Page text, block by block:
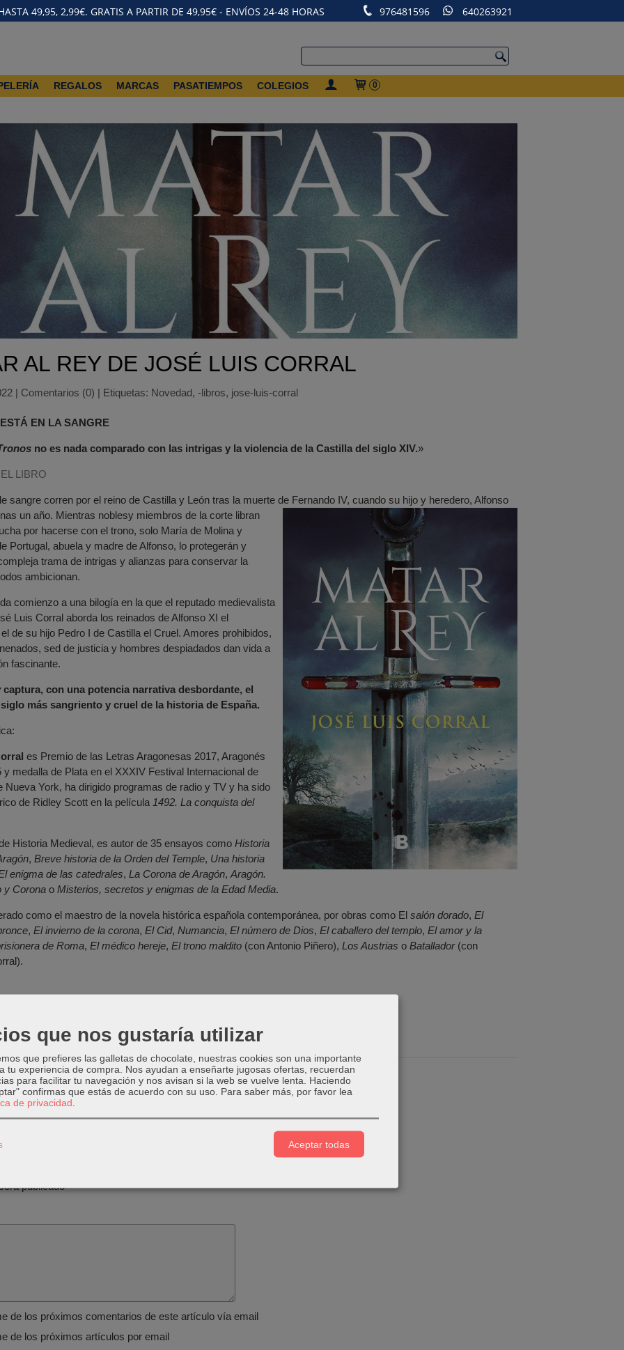
49,95, 2,99€. GRATIS A PARTIR DE 49,95€ - ENVÍOS 24-48 HORAS 976481596 640263921
REGALOS MARCAS PASATIEMPOS COLEGIOS 0
AL REY DE JOSÉ LUIS CORRAL
| Comentarios (0) | Etiquetas: Novedad,-libros, jose-luis-corral
EN LA SANGRE
no es nada comparado con las intrigas y la violencia de la Castilla del siglo XIV.»
LIBRO
sangre corren por el reino de Castilla y León tras la muerte de Fernando IV, cuando su hijo y heredero, Alfonso
un año. Mientras noblesy miembros de la corte libran
por hacerse con el trono, solo María de Molina y
Portugal, abuela y madre de Alfonso, lo protegerán y
trama de intrigas y alianzas para conservar la
ambicionan.
comienzo a una bilogía en la que el reputado medievalista
Luis Corral aborda los reinados de Alfonso XI el
de su hijo Pedro I de Castilla el Cruel. Amores prohibidos,
sed de justicia y hombres despiadados dan vida a
fascinante.
captura, con una potencia narrativa desbordante, el
más sangriento y cruel de la historia de España.
es Premio de las Letras Aragonesas 2017, Aragonés
y medalla de Plata en el XXXIV Festival Internacional de
Nueva York, ha dirigido programas de radio y TV y ha sido
de Ridley Scott en la película 1492. La conquista del
Historia Medieval, es autor de 35 ensayos comoHistoria
,Breve historia de la Orden del Temple, Una historia
enigma de las catedrales,La Corona de Aragón,Aragón.
y Corona oMisterios, secretos y enigmas de la Edad Media.
como el maestro de la novela histórica española contemporánea, por obras como El salón dorado,El
,El invierno de la corona,El Cid,Numancia,El número de Dios,El caballero del templo,El amor y la
de Roma,El médico hereje,El trono maldito (con Antonio Piñero),Los Austrias oBatallador (con
resultados.
publicado
de los próximos comentarios de este artículo vía email
de los próximos artículos por email
que nos gustaría utilizar
que prefieres las galletas de chocolate, nuestras cookies son una importante
tu experiencia de compra. Nos ayudan a enseñarte jugosas ofertas, recuerdan
para facilitar tu navegación y nos avisan si la web se vuelve lenta. Haciendo
confirmas que estás de acuerdo con su uso. Para saber más, por favor lea
de privacidad
Aceptar todas